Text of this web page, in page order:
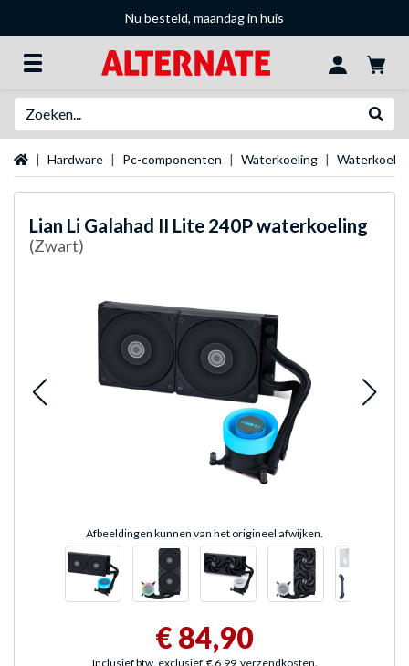
Nu besteld, maandag in huis
Startpagina
Hardware Pc-componenten Waterkoeling
Lian Li Galahad II Lite 240P waterkoeling
(Zwart)
Afbeeldingen kunnen van het origineel afwijken.
€ 84,90
Inclusief btw, exclusief € 6,99 verzendkosten.